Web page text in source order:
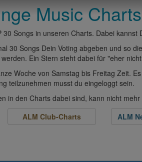
Music Charts
30 Songs in unseren Charts. Dabei
30 Songs Dein Voting abgeben und so
Ein Stern steht dabei für "eher
Woche von Samstag bis Freitag Zeit.
teilzunehmen musst du eingeloggt sein.
in den Charts dabei sind, kann nicht
ALM Club-Charts ALM